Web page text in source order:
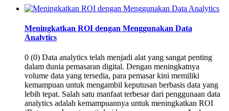
Meningkatkan ROI dengan Menggunakan Data
Analytics
0 (0) Data analytics telah menjadi alat yang sangat penting
dalam dunia pemasaran digital. Dengan meningkatnya
volume data yang tersedia, para pemasar kini memiliki
kemampuan untuk mengambil keputusan berbasis data yang
lebih tepat. Salah satu manfaat terbesar dari penggunaan data
analytics adalah kemampuannya untuk meningkatkan ROI